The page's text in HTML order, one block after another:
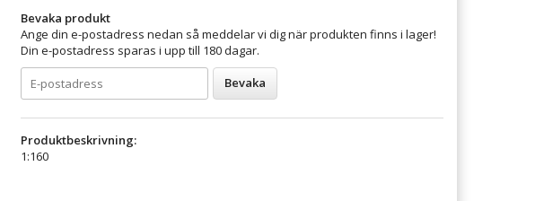
Bevaka produkt
Ange din e-postadress nedan så meddelar vi dig när produkten finns i lager!
Din e-postadress sparas i upp till 180 dagar.
Bevaka
Produktbeskrivning:
1:160